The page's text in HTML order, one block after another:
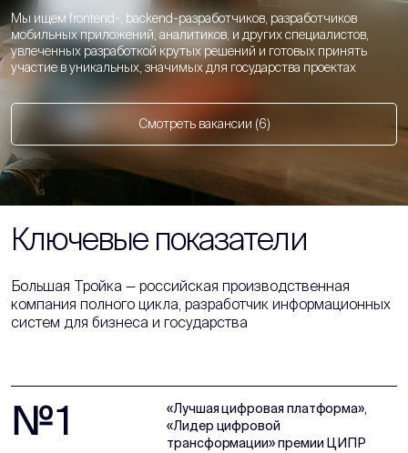
Мы ищем frontend-, backend-разработчиков, разработчиков
мобильных приложений, аналитиков, и других специалистов,
увлеченных разработкой крутых решений и готовых принять
участие в уникальных, значимых для государства проектах
Смотреть вакансии (6)
Ключевые показатели
Большая Тройка — российская производственная
компания полного цикла, разработчик информационных
систем для бизнеса и государства
№ 1
«Лучшая цифровая платформа»,
«Лидер цифровой
трансформации» премии ЦИПР